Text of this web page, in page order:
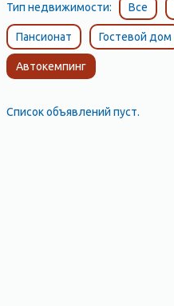
Тип недвижимости: Все
Пансионат Гостевой дом
Автокемпинг
Список объявлений пуст.